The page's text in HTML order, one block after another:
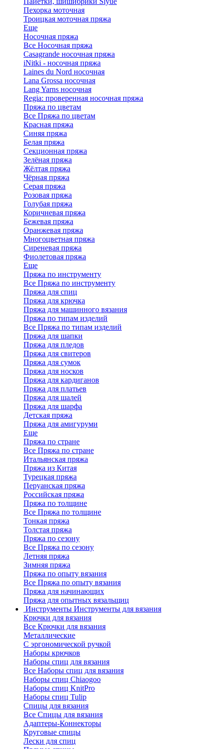
Пехорка моточная
Троицкая моточная пряжа
Еще
Носочная пряжа
Все Носочная пряжа
Casagrande носочная пряжа
iNitki - носочная пряжа
Laines du Nord носочная
Lana Grossa носочная
Lang Yarns носочная
Regia: проверенная носочная пряжа
Пряжа по цветам
Все Пряжа по цветам
Красная пряжа
Синяя пряжа
Белая пряжа
Секционная пряжа
Зелёная пряжа
Жёлтая пряжа
Чёрная пряжа
Серая пряжа
Розовая пряжа
Голубая пряжа
Коричневая пряжа
Бежевая пряжа
Оранжевая пряжа
Многоцветная пряжа
Сиреневая пряжа
Фиолетовая пряжа
Еще
Пряжа по инструменту
Все Пряжа по инструменту
Пряжа для спиц
Пряжа для крючка
Пряжа для машинного вязания
Пряжа по типам изделий
Все Пряжа по типам изделий
Пряжа для шапки
Пряжа для пледов
Пряжа для свитеров
Пряжа для сумок
Пряжа для носков
Пряжа для кардиганов
Пряжа для платьев
Пряжа для шалей
Пряжа для шарфа
Детская пряжа
Пряжа для амигуруми
Еще
Пряжа по стране
Все Пряжа по стране
Итальянская пряжа
Пряжа из Китая
Турецкая пряжа
Перуанская пряжа
Российская пряжа
Пряжа по толщине
Все Пряжа по толщине
Тонкая пряжа
Толстая пряжа
Пряжа по сезону
Все Пряжа по сезону
Летняя пряжа
Зимняя пряжа
Пряжа по опыту вязания
Все Пряжа по опыту вязания
Пряжа для начинающих
Пряжа для опытных вязальщиц
Инструменты Инструменты для вязания
Крючки для вязания
Все Крючки для вязания
Металлические
С эргономической ручкой
Наборы крючков
Наборы спиц для вязания
Все Наборы спиц для вязания
Наборы спиц Chiaogoo
Наборы спиц KnitPro
Наборы спиц Tulip
Спицы для вязания
Все Спицы для вязания
Адаптеры-Коннекторы
Круговые спицы
Лески для спиц